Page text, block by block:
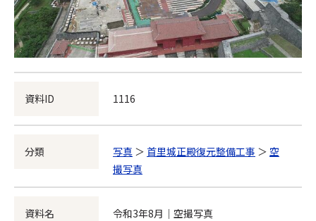
資料ID 1116
分類 写真 ＞ 首里城正殿復元整備工事 ＞ 空
撮写真
資料名 令和3年8月｜空撮写真